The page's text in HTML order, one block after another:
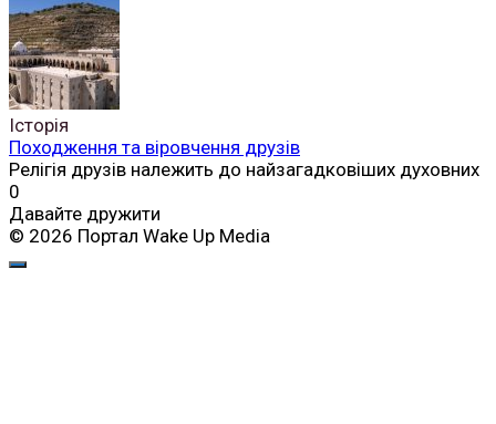
Історія
Походження та віровчення друзів
Релігія друзів належить до найзагадковіших духовних
0
Давайте дружити
© 2026 Портал Wake Up Media